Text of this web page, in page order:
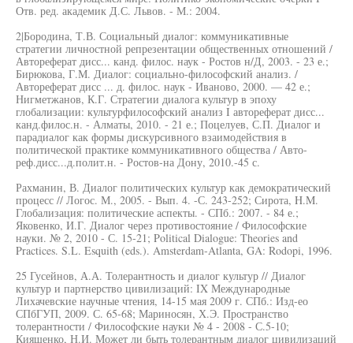
Отв. ред. академик Д.С. Львов. - М.: 2004.
2|Бородина, Т.В. Социальный диалог: коммуникативные
стратегии личностной репрезентации общественных отношений /
Автореферат дисс... канд. филос. наук - Ростов н/Д, 2003. - 23 е.;
Бирюкова, Г.М. Диалог: социально-философский анализ. /
Автореферат дисс ... д. филос. наук - Иваново, 2000. — 42 е.;
Нигметжанов, К.Г. Стратегии диалога культур в эпоху
глобализации: культурфилософский анализ I автореферат дисс...
канд.филос.н. - Алматы, 2010. - 21 е.; Поцелуев, С.П. Диалог и
парадиалог как формы дискурсивного взаимодействия в
политической практике коммуникативного общества / Авто-
реф.дисс...д.полит.н. - Ростов-на Дону, 2010.-45 с.
Рахманин, В. Диалог политических культур как демократический
процесс // Логос. М., 2005. - Вып. 4. -С. 243-252; Сирота, H.M.
Глобализация: политические аспекты. - СПб.: 2007. - 84 е.;
Яковенко, И.Г. Диалог через противостояние / Философские
науки. № 2, 2010 - С. 15-21; Political Dialogue: Theories and
Practices. S.L. Esquith (eds.). Amsterdam-Atlanta, GA: Rodopi, 1996.
25 Гусейнов, А.А. Толерантность и диалог культур // Диалог
культур и партнерство цивилизаций: IX Международные
Лихачевские научные чтения, 14-15 мая 2009 г. СПб.: Изд-ео
СПбГУП, 2009. С. 65-68; Мариносян, Х.Э. Пространство
толерантности / Философские науки № 4 - 2008 - С.5-10;
Киященко, Н.И. Может ли быть толерантным диалог цивилизаций